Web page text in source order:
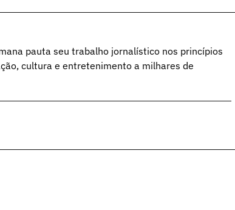
pauta seu trabalho jornalístico nos princípios
cultura e entretenimento a milhares de